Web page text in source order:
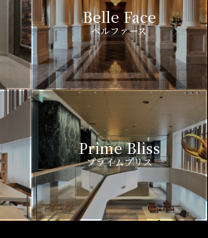
Belle Face
ベルファース
Prime Bliss
プライムブリス